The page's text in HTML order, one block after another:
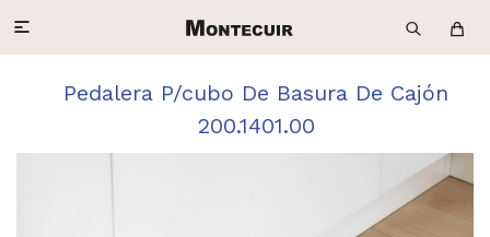

Pedalera P/cubo De Basura De Cajón
200.1401.00